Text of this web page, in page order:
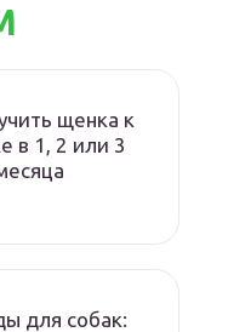
щенка к
в 1, 2 или 3
для собак: